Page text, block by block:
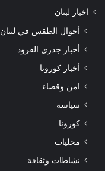
اخبار لبنان
أحوال الطقس في لبنان
أخبار جدري القرود
أخبار كورونا
امن وقضاء
سياسة
كورونا
محليات
نشاطات وثقافة